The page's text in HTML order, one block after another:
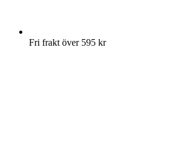
Fri frakt över 595 kr